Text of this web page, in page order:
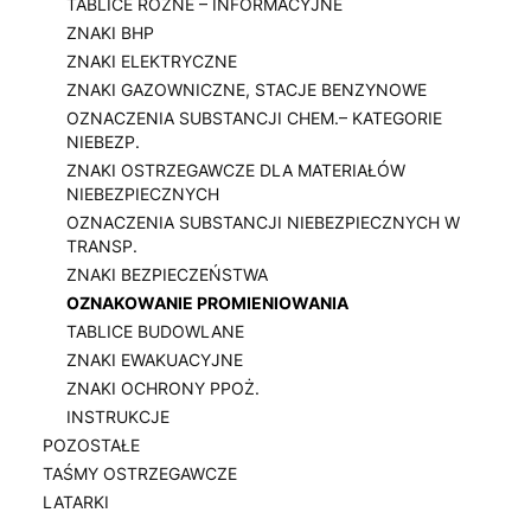
TABLICE RÓŻNE – INFORMACYJNE
ZNAKI BHP
ZNAKI ELEKTRYCZNE
ZNAKI GAZOWNICZNE, STACJE BENZYNOWE
OZNACZENIA SUBSTANCJI CHEM.– KATEGORIE
NIEBEZP.
ZNAKI OSTRZEGAWCZE DLA MATERIAŁÓW
NIEBEZPIECZNYCH
OZNACZENIA SUBSTANCJI NIEBEZPIECZNYCH W
TRANSP.
ZNAKI BEZPIECZEŃSTWA
OZNAKOWANIE PROMIENIOWANIA
TABLICE BUDOWLANE
ZNAKI EWAKUACYJNE
ZNAKI OCHRONY PPOŻ.
INSTRUKCJE
POZOSTAŁE
TAŚMY OSTRZEGAWCZE
LATARKI